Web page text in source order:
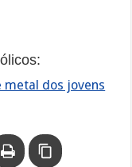
metal dos jovens